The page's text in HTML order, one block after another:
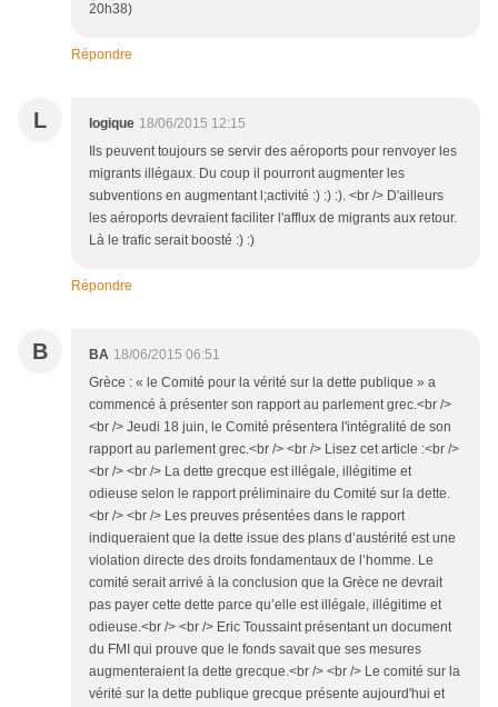
20h38)
Répondre
L logique 18/06/2015 12:15
Ils peuvent toujours se servir des aéroports pour renvoyer les
migrants illégaux. Du coup il pourront augmenter les
subventions en augmentant l;activité :) :) :). <br /> D'ailleurs
les aéroports devraient faciliter l'afflux de migrants aux retour.
Là le trafic serait boosté :) :)
Répondre
B BA 18/06/2015 06:51
Grèce : « le Comité pour la vérité sur la dette publique » a
commencé à présenter son rapport au parlement grec.<br />
<br /> Jeudi 18 juin, le Comité présentera l'intégralité de son
rapport au parlement grec.<br /> <br /> Lisez cet article :<br />
<br /> <br /> La dette grecque est illégale, illégitime et
odieuse selon le rapport préliminaire du Comité sur la dette.
<br /> <br /> Les preuves présentées dans le rapport
indiqueraient que la dette issue des plans d’austérité est une
violation directe des droits fondamentaux de l’homme. Le
comité serait arrivé à la conclusion que la Grèce ne devrait
pas payer cette dette parce qu’elle est illégale, illégitime et
odieuse.<br /> <br /> Eric Toussaint présentant un document
du FMI qui prouve que le fonds savait que ses mesures
augmenteraient la dette grecque.<br /> <br /> Le comité sur la
vérité sur la dette publique grecque présente aujourd'hui et